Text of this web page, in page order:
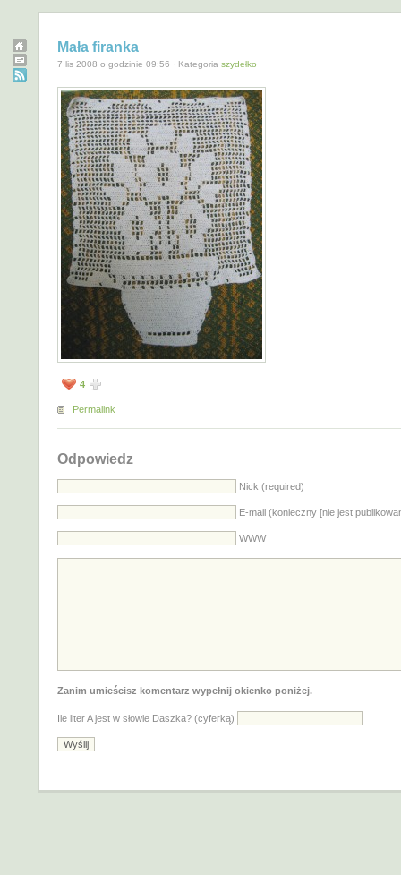
Mała firanka
7 lis 2008 o godzinie 09:56 · Kategoria szydełko
4
Permalink
Odpowiedz
Nick (required)
E-mail (konieczny [nie jest
WWW
Zanim umieścisz komentarz wypełnij okienko poniżej.
Ile liter A jest w słowie Daszka? (cyferką)